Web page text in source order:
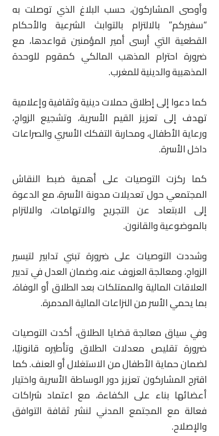
وأوصى المشاركون، حسب البلاغ الذي توصلت به
“سفيركم” بالالتزام بالتوابث الشرعية والأحكام
القطعية التي أرسى أمير المؤمنين قواعدها، مع
ضرورة احترام المذهب المالكي كمقوم للوحدة
المذهبية والدينية للمغرب.
كما دعوا إلى إطلاق حملات دينية وثقافية وإعلامية
تهدف إلى تعزيز القيم الأسرية، وتشجيع الزواج،
ورعاية الأطفال، ومحاربة التفكك الأسري والصراعات
داخل الأسرة.
كما ركزت التوصيات على أهمية ضبط النقاش
المجتمعي حول تعديلات مدونة الأسرة، مع الدعوة
إلى الابتعاد عن التجريح والاتهامات، والالتزام
بالموضوعية والقانون.
وشددت التوصيات على ضرورة تبني تدابير لتيسير
الزواج، ومعالجة العزوف عنه، وضمان العدل في تدبير
العلاقات المالية والممتلكات بعد الطلاق أو الوفاة،
بما يحمي الأسر من النزاعات المالية المدمرة.
وفي سياق معالجة قضايا الطلاق، أكدت التوصيات
ضرورة تقليص معدلات الطلاق وتأطيره قانونيًا،
لضمان حماية الأطفال من الاستغلال أو العنف. كما
اقترح المشاركون تعزيز دور الوساطة الأسرية واختيار
أعضائها بناء على الكفاءة، مع اعتماد شراكات
فعالة مع المجتمع المدني لنشر ثقافة التوافق
والإصلاح.